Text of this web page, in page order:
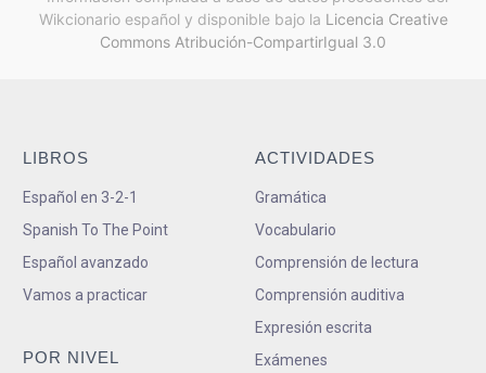
Wikcionario español y disponible bajo la Licencia Creative
Commons Atribución-CompartirIgual 3.0
LIBROS
Español en 3-2-1
Spanish To The Point
Español avanzado
Vamos a practicar
POR NIVEL
ACTIVIDADES
Gramática
Vocabulario
Comprensión de lectura
Comprensión auditiva
Expresión escrita
Exámenes